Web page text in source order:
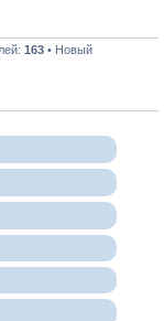
163 • Новый